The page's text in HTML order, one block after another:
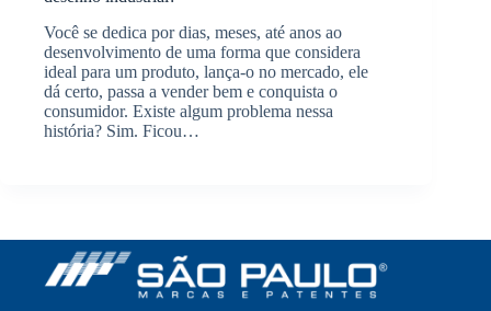
Você se dedica por dias, meses, até anos ao
desenvolvimento de uma forma que considera
ideal para um produto, lança-o no mercado, ele
dá certo, passa a vender bem e conquista o
consumidor. Existe algum problema nessa
história? Sim. Ficou…